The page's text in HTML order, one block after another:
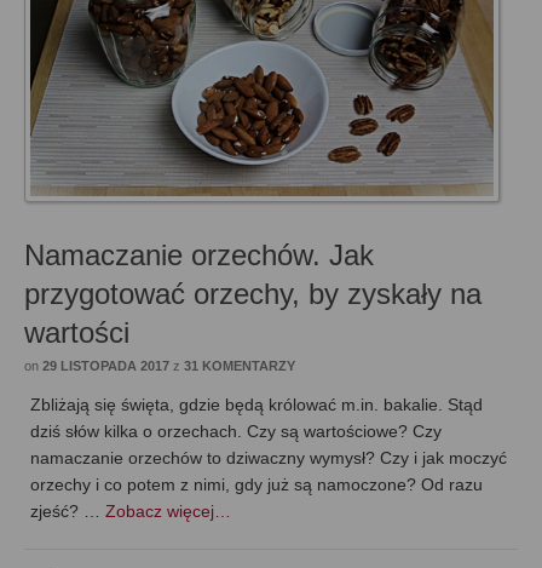
Namaczanie orzechów. Jak
przygotować orzechy, by zyskały na
wartości
on 29 LISTOPADA 2017 z 31 KOMENTARZY
Zbliżają się święta, gdzie będą królować m.in. bakalie. Stąd
dziś słów kilka o orzechach. Czy są wartościowe? Czy
namaczanie orzechów to dziwaczny wymysł? Czy i jak moczyć
orzechy i co potem z nimi, gdy już są namoczone? Od razu
zjeść? … Zobacz więcej…